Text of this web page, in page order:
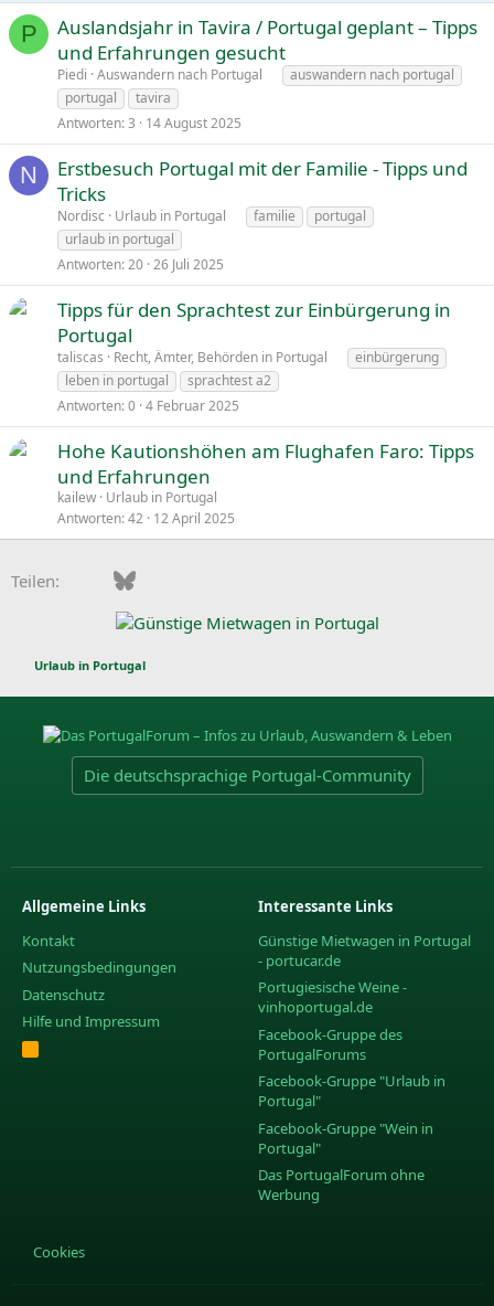
P
Auslandsjahr in Tavira / Portugal geplant – Tipps
und Erfahrungen gesucht
Piedi Auswandern nach Portugal
auswandern nach portugal
portugal
tavira
Antworten 3 14 August 2025
N
Erstbesuch Portugal mit der Familie - Tipps und
Tricks
Nordisc Urlaub in Portugal familie
portugal
urlaub in portugal
Antworten 20 26 Juli 2025
Tipps für den Sprachtest zur Einbürgerung in
Portugal
taliscas Recht, Ämter, Behörden in Portugal
einbürgerung
leben in portugal
sprachtest a2
Antworten 0 4 Februar 2025
Hohe Kautionshöhen am Flughafen Faro: Tipps
und Erfahrungen
kailew Urlaub in Portugal
Antworten 42 12 April 2025
Teilen: FacebookBluesky
Urlaub in Portugal
Die deutschsprachige Portugal-Community
Allgemeine Links
Kontakt
Nutzungsbedingungen
Datenschutz
Hilfe und Impressum
R
S
Interessante Links
Günstige Mietwagen in Portugal
- portucar.de
Portugiesische Weine -
vinhoportugal.de
Facebook-Gruppe des
PortugalForums
Facebook-Gruppe "Urlaub in
Portugal"
Facebook-Gruppe "Wein in
Portugal"
Das PortugalForum ohne
Werbung
Cookies